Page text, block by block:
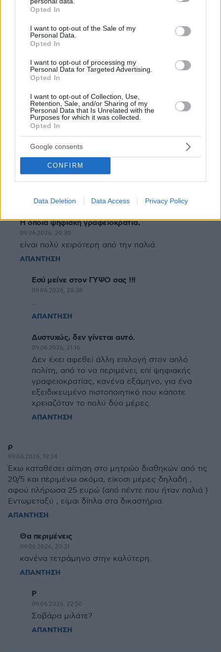
grant or deny consent to Google and its third-party tags to
use your data for below specified purposes in below Google
consent section.
Opted In
I want to opt-out of the Sale of my
Personal Data.
Opted In
I want to opt-out of processing my
Personal Data for Targeted Advertising.
Opted In
I want to opt-out of Collection, Use,
Retention, Sale, and/or Sharing of my
Personal Data that Is Unrelated with the
Purposes for which it was collected.
Opted In
Google consents
CONFIRM
Data Deletion Data Access Privacy Policy
ΑΠΑΝΤΗΣΗ
Εντυπωσικαή αλλαγή
09.06.2026, 19:54
υπηρεσίες
ΑΠΑΝΤΗΣΗ
Το είπε ο άνθρωπος
09.06.2026, 21:30
Είναι ο Σακίλ μην τον πειράζετε έχει πρόβλημα.
Δίκιο έχεις φίλε... εντάξει...κάτσε στον υπολογιστή
σου
Η οποία ψηφιακή γραφειοκρατία,
09.06.2026, 20:30
είναι πολύ χειρότερη από την παλιά.
ΑΠΑΝΤΗΣΗ
Εσύ μείνε στον ΓΥΨΟ σας !!!
09.06.2026, 20:38
..
ΑΠΑΝΤΗΣΗ
Δυστυχώς, δεν γίνεται αυτό.
09.06.2026, 21:16
Δεν έχει αφεθεί άλλη επιλογή στον απλό
πολίτη, από το να περιμένει, επί ψηφιακής
γραφειοκρατίας, κανένα εξάμηνο, για ένα
εξειδικευμένο πιστοποιητικό που κάποτε
χρειαζόταν το πολύ δύο μέρες.
ΑΠΑΝΤΗΣΗ
ρ
09.06.2026, 19:34
Έχω καταθέσει αίτηση στο μητρώο διαθηκών από τις
20/5 και περιμένω ακόμα, είκοσι μέρες δηλαδή ,
αφού πλήρωσα 25 ευρώ (από πέντε που ήταν παλιά ) .
Εντωμεταξύ , είμαι δίπλα στα δικαστήρια.
ΑΠΑΝΤΗΣΗ
Θα περιμένεις
09.06.2026, 20:31
κανένα τετράμηνο στην καλύτερη.
ΑΠΑΝΤΗΣΗ
Ρ
09.06.2026, 22:50
Σοβάρα μιλάτε?
ΑΠΑΝΤΗΣΗ